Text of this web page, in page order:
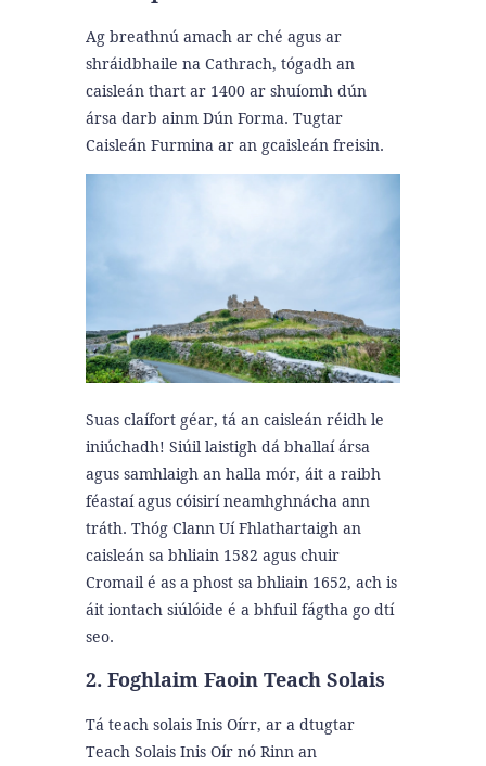
Ag breathnú amach ar ché agus ar
shráidbhaile na Cathrach, tógadh an
caisleán thart ar 1400 ar shuíomh dún
ársa darb ainm Dún Forma. Tugtar
Caisleán Furmina ar an gcaisleán freisin.
Suas claífort géar, tá an caisleán réidh le
iniúchadh! Siúil laistigh dá bhallaí ársa
agus samhlaigh an halla mór, áit a raibh
féastaí agus cóisirí neamhghnácha ann
tráth. Thóg Clann Uí Fhlathartaigh an
caisleán sa bhliain 1582 agus chuir
Cromail é as a phost sa bhliain 1652, ach is
áit iontach siúlóide é a bhfuil fágtha go dtí
seo.
2. Foghlaim Faoin Teach Solais
Tá teach solais Inis Oírr, ar a dtugtar
Teach Solais Inis Oír nó Rinn an